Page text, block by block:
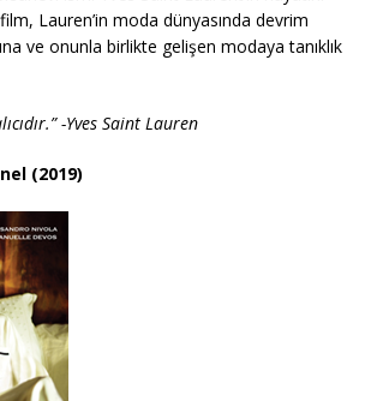
Lauren’in moda dünyasında devrim
ve onunla birlikte gelişen modaya tanıklık
-Yves Saint Lauren
(2019)